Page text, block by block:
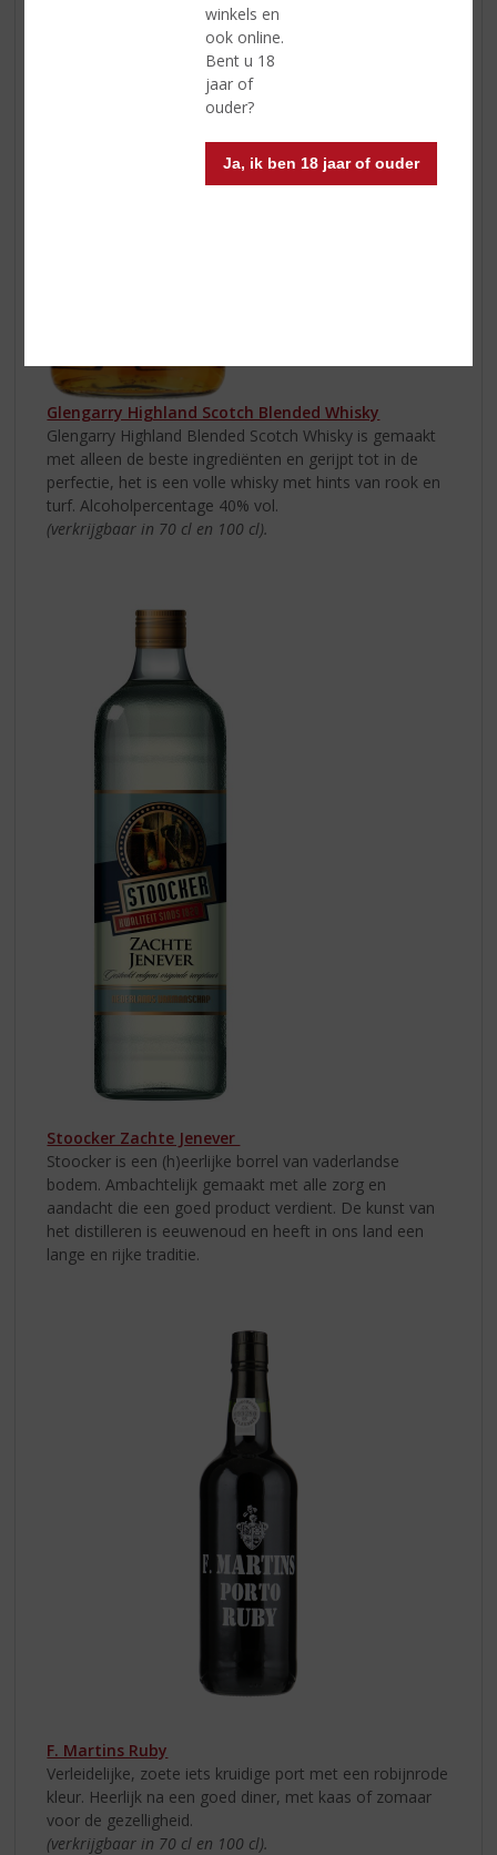
winkels en
ook online.
Bent u 18
jaar of
ouder?
Ja, ik ben 18 jaar of ouder
Glengarry Highland Scotch Blended Whisky
Glengarry Highland Blended Scotch Whisky is gemaakt
met alleen de beste ingrediënten en gerijpt tot in de
perfectie, het is een volle whisky met hints van rook en
turf. Alcoholpercentage 40% vol.
(verkrijgbaar in 70 cl en 100 cl).
Stoocker Zachte Jenever
Stoocker is een (h)eerlijke borrel van vaderlandse
bodem. Ambachtelijk gemaakt met alle zorg en
aandacht die een goed product verdient. De kunst van
het distilleren is eeuwenoud en heeft in ons land een
lange en rijke traditie.
F. Martins Ruby
Verleidelijke, zoete iets kruidige port met een robijnrode
kleur. Heerlijk na een goed diner, met kaas of zomaar
voor de gezelligheid.
(verkrijgbaar in 70 cl en 100 cl).